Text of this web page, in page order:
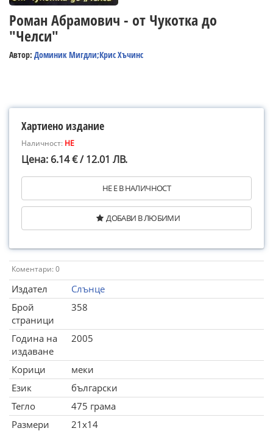
Роман Абрамович - от Чукотка до
"Челси"
Автор: Доминик Мигдли;Крис Хъчинс
Хартиено издание
Наличност: НЕ
Цена: 6.14 € / 12.01 ЛВ.
НЕ Е В НАЛИЧНОСТ
ДОБАВИ В ЛЮБИМИ
Коментари: 0
Издател
Слънце
Брой
страници
358
Година на
издаване
2005
Корици
меки
Език
български
Тегло
475 грама
Размери
21x14